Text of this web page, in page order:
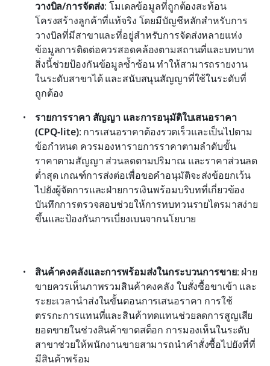
วางบิล/การจัดส่ง: โมเดลข้อมูลที่ถูกต้องสะท้อน
โครงสร้างลูกค้าที่แท้จริง โดยมีบัญชีหลักสำหรับการ
วางบิลที่มีสาขาและที่อยู่สำหรับการจัดส่งหลายแห่ง
ข้อมูลการติดต่อควรสอดคล้องตามสถานที่และบทบาท
สิ่งนี้ช่วยป้องกันข้อมูลซ้ำซ้อน ทำให้สามารถรายงาน
ในระดับสาขาได้ และสนับสนุนสัญญาที่ใช้ในระดับที่
ถูกต้อง
รายการราคา สัญญา และการอนุมัติใบเสนอราคา
(CPQ‑lite): การเสนอราคาต้องรวดเร็วและเป็นไปตาม
ข้อกำหนด ควรมองหารายการราคาตามลำดับขั้น
ราคาตามสัญญา ส่วนลดตามปริมาณ และราคาส่วนลด
ต่ำสุด เกณฑ์การส่งต่อเพื่อขอคำอนุมัติจะส่งข้อยกเว้น
ไปยังผู้จัดการและฝ่ายการเงินพร้อมบริบทที่เกี่ยวข้อง
บันทึกการตรวจสอบช่วยให้การทบทวนรายไตรมาสง่าย
ขึ้นและป้องกันการเบี่ยงเบนจากนโยบาย
สินค้าคงคลังและการพร้อมส่งในกระบวนการขาย: ฝ่าย
ขายควรเห็นภาพรวมสินค้าคงคลัง ใบสั่งซื้อขาเข้า และ
ระยะเวลานำส่งในขั้นตอนการเสนอราคา การใช้
ตรรกะการแทนที่และสินค้าทดแทนช่วยลดการสูญเสีย
ยอดขายในช่วงสินค้าขาดสต็อก การมองเห็นในระดับ
สาขาช่วยให้พนักงานขายสามารถนำคำสั่งซื้อไปยังที่ที่
มีสินค้าพร้อม